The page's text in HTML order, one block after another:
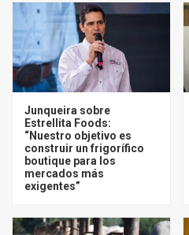
Junqueira sobre
Estrellita Foods:
“Nuestro objetivo es
construir un frigorífico
boutique para los
mercados más
exigentes”